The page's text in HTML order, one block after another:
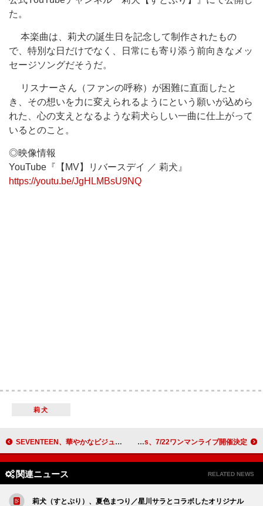
た。
本楽曲は、莉犬の誕生日を記念して制作されたもの
で、特別な日だけでなく、日常にも寄り添う前向きなメッ
セージソングだそうだ。
リスナーさん（ファンの呼称）が困難に直面したと
き、その想いを力に変えられるようにという願いが込めら
れた、心の支えとなるような莉犬らしい一曲に仕上がって
いるとのこと。
◎映像情報
YouTube『【MV】リバースデイ ／ 莉犬』
https://youtu.be/JgHLMBsU9NQ
莉犬
SEVENTEEN、華やかなビジュアル＆パフォーマンスの「THUNDER」MVティザー公開 the telephones、7/22ワンマンライブ開催決定
関連ニュース RELATED NEWS
莉犬（すとぷり）、夏色まつり／星川サラとコラボしたオリジナル